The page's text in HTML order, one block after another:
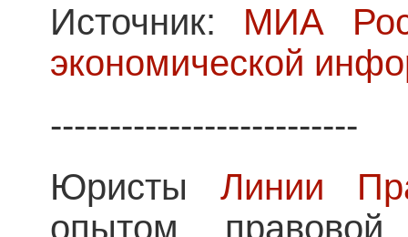
Источник: МИА
экономической
--------------------------
Юристы Линии
опытом правовой